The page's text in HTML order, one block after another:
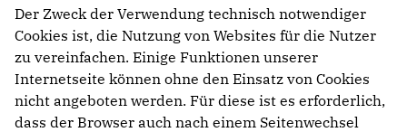
Der Zweck der Verwendung technisch notwendiger
Cookies ist, die Nutzung von Websites für die Nutzer
zu vereinfachen. Einige Funktionen unserer
Internetseite können ohne den Einsatz von Cookies
nicht angeboten werden. Für diese ist es erforderlich,
dass der Browser auch nach einem Seitenwechsel